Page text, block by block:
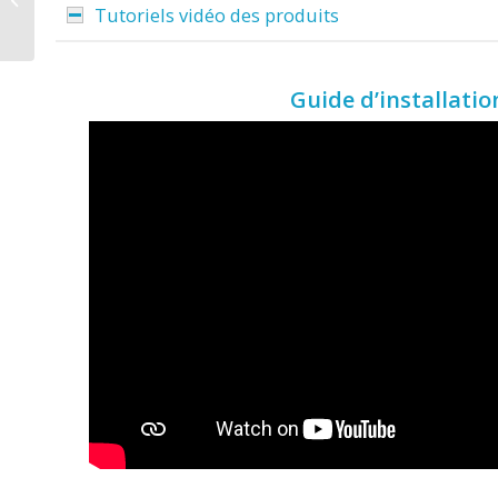
Tutoriels vidéo des produits
Guide
Premium pour VW T5